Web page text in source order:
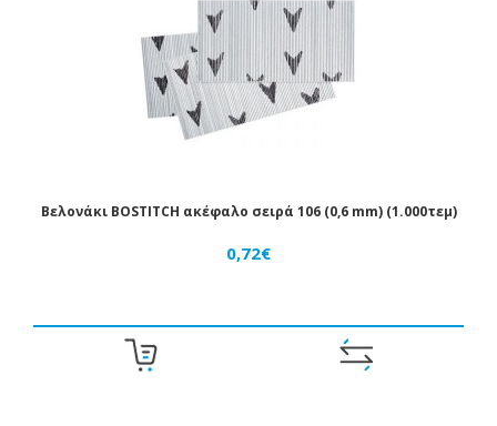
Βελονάκι BOSTITCH ακέφαλο σειρά 106 (0,6 mm) (1.000τεμ)
0,72€